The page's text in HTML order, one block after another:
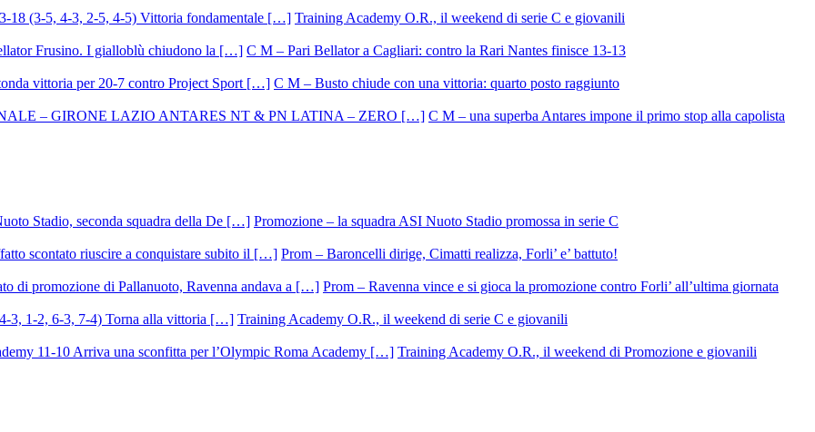
Training Academy O.R., il weekend di serie C e giovanili
C M – Pari Bellator a Cagliari: contro la Rari Nantes finisce 13-13
C M – Busto chiude con una vittoria: quarto posto raggiunto
C M – una superba Antares impone il primo stop alla capolista
Promozione – la squadra ASI Nuoto Stadio promossa in serie C
Prom – Baroncelli dirige, Cimatti realizza, Forli’ e’ battuto!
Prom – Ravenna vince e si gioca la promozione contro Forli’ all’ultima giornata
Training Academy O.R., il weekend di serie C e giovanili
Training Academy O.R., il weekend di Promozione e giovanili